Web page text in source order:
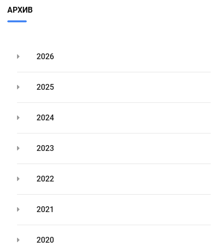
АРХИВ
2026
2025
2024
2023
2022
2021
2020